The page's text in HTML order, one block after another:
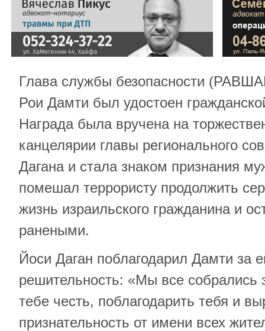
Глава службы безопасности
Рои Дамти был удостоен
Награда была вручена на
канцелярии главы регионального
Дагана и стала знаком признания
помешал террористу продолжить
жизнь израильского гражданина и
ранеными.
Йоси Даган поблагодарил Дамти за
решительность: «Мы все собрались
тебе честь, поблагодарить тебя и
признательность от имени всех